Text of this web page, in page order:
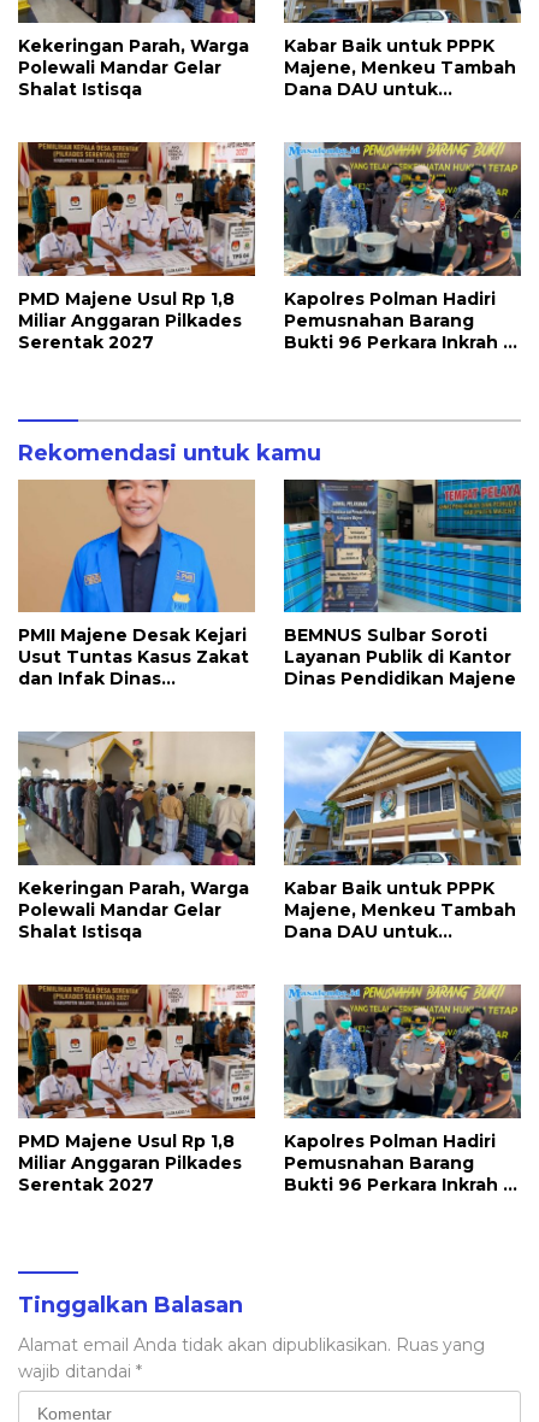
Kekeringan Parah, Warga
Polewali Mandar Gelar
Shalat Istisqa
Kabar Baik untuk PPPK
Majene, Menkeu Tambah
Dana DAU untuk
PMD Majene Usul Rp 1,8
Miliar Anggaran Pilkades
Serentak 2027
Kapolres Polman Hadiri
Pemusnahan Barang
Bukti 96 Perkara Inkrah di
Rekomendasi untuk kamu
PMII Majene Desak Kejari
Usut Tuntas Kasus Zakat
dan Infak Dinas
BEMNUS Sulbar Soroti
Layanan Publik di Kantor
Dinas Pendidikan Majene
Kekeringan Parah, Warga
Polewali Mandar Gelar
Shalat Istisqa
Kabar Baik untuk PPPK
Majene, Menkeu Tambah
Dana DAU untuk
PMD Majene Usul Rp 1,8
Miliar Anggaran Pilkades
Serentak 2027
Kapolres Polman Hadiri
Pemusnahan Barang
Bukti 96 Perkara Inkrah di
Tinggalkan Balasan
Alamat email Anda tidak akan dipublikasikan. Ruas yang
wajib ditandai *